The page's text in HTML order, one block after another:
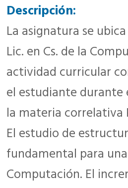
Descripción:
La asignatura se
Lic. en Cs. de la
actividad curricular
el estudiante durante
la materia correlativa
El estudio de
fundamental para
Computación. El